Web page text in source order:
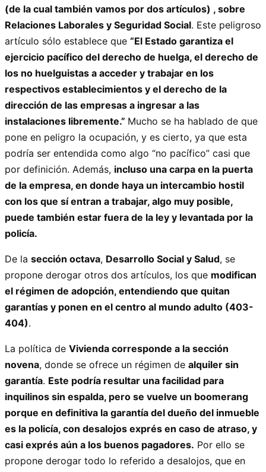
(de la cual también vamos por dos artículos) , sobre
Relaciones Laborales y Seguridad Social. Este peligroso
artículo sólo establece que “El Estado garantiza el
ejercicio pacífico del derecho de huelga, el derecho de
los no huelguistas a acceder y trabajar en los
respectivos establecimientos y el derecho de la
dirección de las empresas a ingresar a las
instalaciones libremente.” Mucho se ha hablado de que
pone en peligro la ocupación, y es cierto, ya que esta
podría ser entendida como algo “no pacífico” casi que
por definición. Además, incluso una carpa en la puerta
de la empresa, en donde haya un intercambio hostil
con los que sí entran a trabajar, algo muy posible,
puede también estar fuera de la ley y levantada por la
policía.
De la sección octava, Desarrollo Social y Salud, se
propone derogar otros dos artículos, los que modifican
el régimen de adopción, entendiendo que quitan
garantías y ponen en el centro al mundo adulto (403-
404).
La política de Vivienda corresponde a la sección
novena, donde se ofrece un régimen de alquiler sin
garantía. Este podría resultar una facilidad para
inquilinos sin espalda, pero se vuelve un boomerang
porque en definitiva la garantía del dueño del inmueble
es la policía, con desalojos exprés en caso de atraso, y
casi exprés aún a los buenos pagadores. Por ello se
propone derogar todo lo referido a desalojos, que en